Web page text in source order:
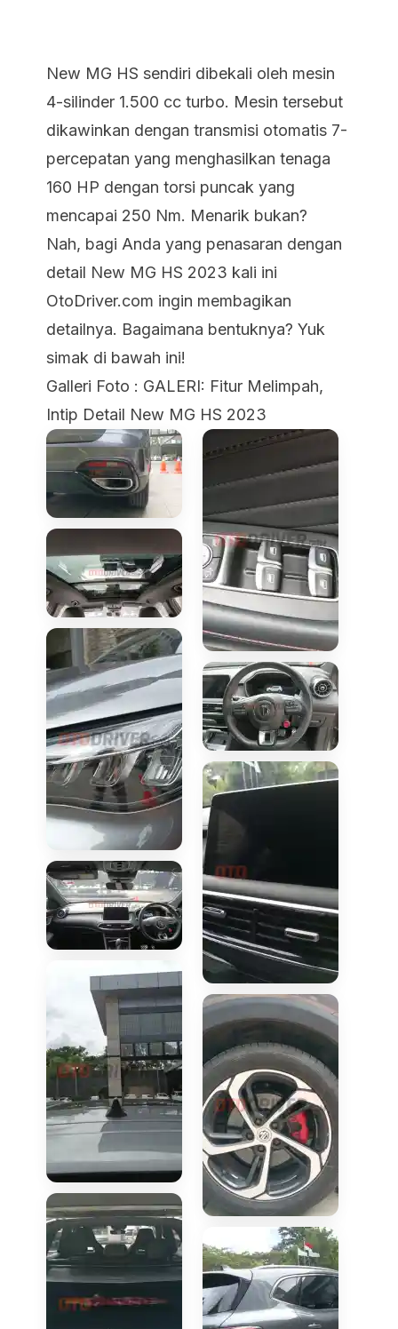
New MG HS sendiri dibekali oleh mesin
4-silinder 1.500 cc turbo. Mesin tersebut
dikawinkan dengan transmisi otomatis 7-
percepatan yang menghasilkan tenaga
160 HP dengan torsi puncak yang
mencapai 250 Nm. Menarik bukan?
Nah, bagi Anda yang penasaran dengan
detail New MG HS 2023 kali ini
OtoDriver.com ingin membagikan
detailnya. Bagaimana bentuknya? Yuk
simak di bawah ini!
Galleri Foto : GALERI: Fitur Melimpah,
Intip Detail New MG HS 2023